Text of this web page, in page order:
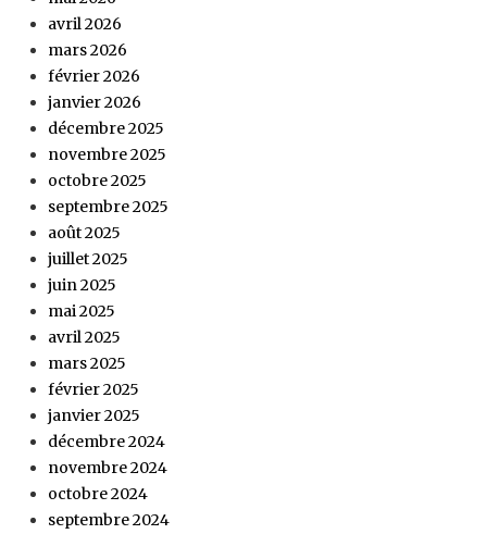
avril 2026
mars 2026
février 2026
janvier 2026
décembre 2025
novembre 2025
octobre 2025
septembre 2025
août 2025
juillet 2025
juin 2025
mai 2025
avril 2025
mars 2025
février 2025
janvier 2025
décembre 2024
novembre 2024
octobre 2024
septembre 2024